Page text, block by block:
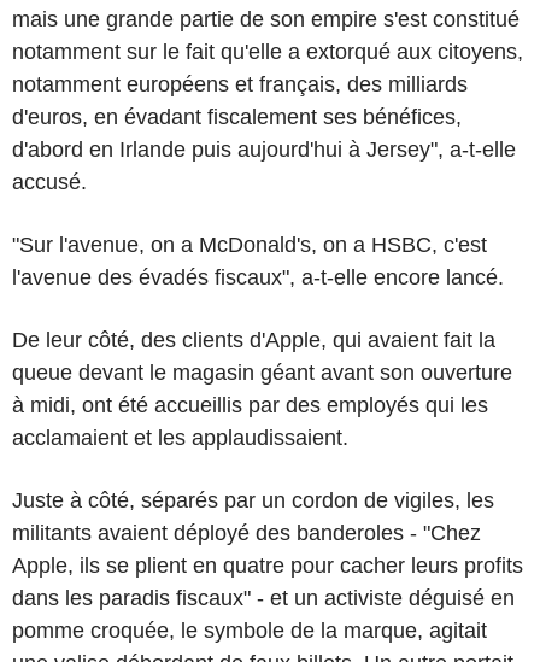
mais une grande partie de son empire s'est constitué
notamment sur le fait qu'elle a extorqué aux citoyens,
notamment européens et français, des milliards
d'euros, en évadant fiscalement ses bénéfices,
d'abord en Irlande puis aujourd'hui à Jersey", a-t-elle
accusé.
"Sur l'avenue, on a McDonald's, on a HSBC, c'est
l'avenue des évadés fiscaux", a-t-elle encore lancé.
De leur côté, des clients d'Apple, qui avaient fait la
queue devant le magasin géant avant son ouverture
à midi, ont été accueillis par des employés qui les
acclamaient et les applaudissaient.
Juste à côté, séparés par un cordon de vigiles, les
militants avaient déployé des banderoles - "Chez
Apple, ils se plient en quatre pour cacher leurs profits
dans les paradis fiscaux" - et un activiste déguisé en
pomme croquée, le symbole de la marque, agitait